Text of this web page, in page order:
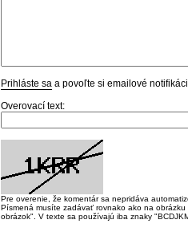
Prihláste sa a povoľte si emailové
Overovací text:
Pre overenie, že komentár sa nepridáva
Písmená musíte zadávať rovnako ako na
obrázok". V texte sa používajú iba znaky